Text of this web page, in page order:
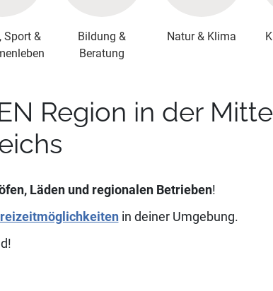
Sport &
Bildung &
Beratung
Natur & Klima
Region in der Mitte
Läden und regionalen Betrieben!
in deiner Umgebung.